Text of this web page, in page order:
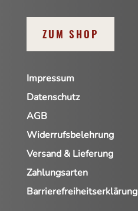
ZUM SHOP
Impressum
Datenschutz
AGB
Widerrufsbelehrung
Versand & Lieferung
Zahlungsarten
Barrierefreiheitserklärung